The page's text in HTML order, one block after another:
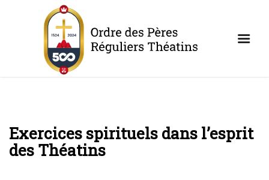
Exercices spirituels dans l’esprit
des Théatins